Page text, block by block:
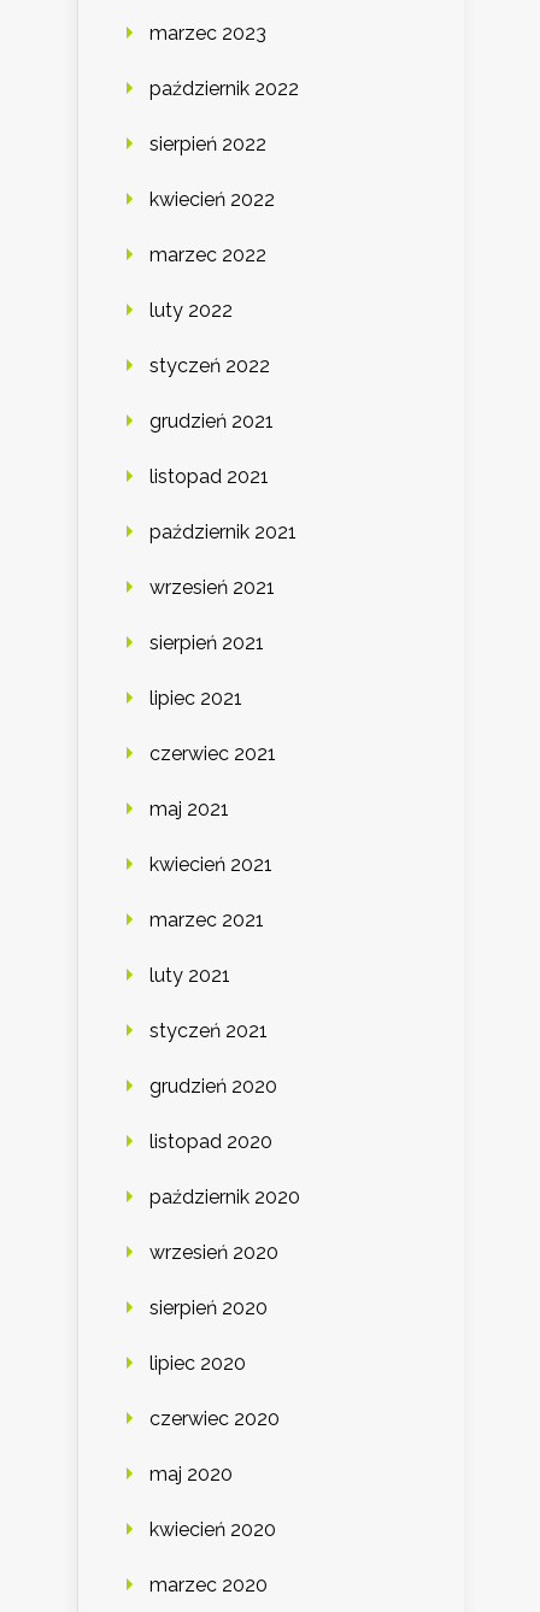
marzec 2023
październik 2022
sierpień 2022
kwiecień 2022
marzec 2022
luty 2022
styczeń 2022
grudzień 2021
listopad 2021
październik 2021
wrzesień 2021
sierpień 2021
lipiec 2021
czerwiec 2021
maj 2021
kwiecień 2021
marzec 2021
luty 2021
styczeń 2021
grudzień 2020
listopad 2020
październik 2020
wrzesień 2020
sierpień 2020
lipiec 2020
czerwiec 2020
maj 2020
kwiecień 2020
marzec 2020